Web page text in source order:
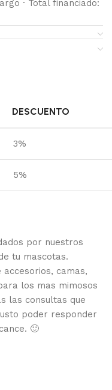
· Total financiado:
DESCUENTO
3%
5%
por nuestros
tu mascotas.
camas,
los mas mimosos
las consultas que
poder responder
🙂